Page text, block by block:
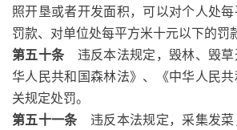
照开垦或者开发面积，可以对个人处
罚款、对单位处每平方米十元以下的罚
第五十条 违反本法规定，毁林、毁
华人民共和国森林法》、《中华人民
关规定处罚。
第五十一条 违反本法规定，采集发